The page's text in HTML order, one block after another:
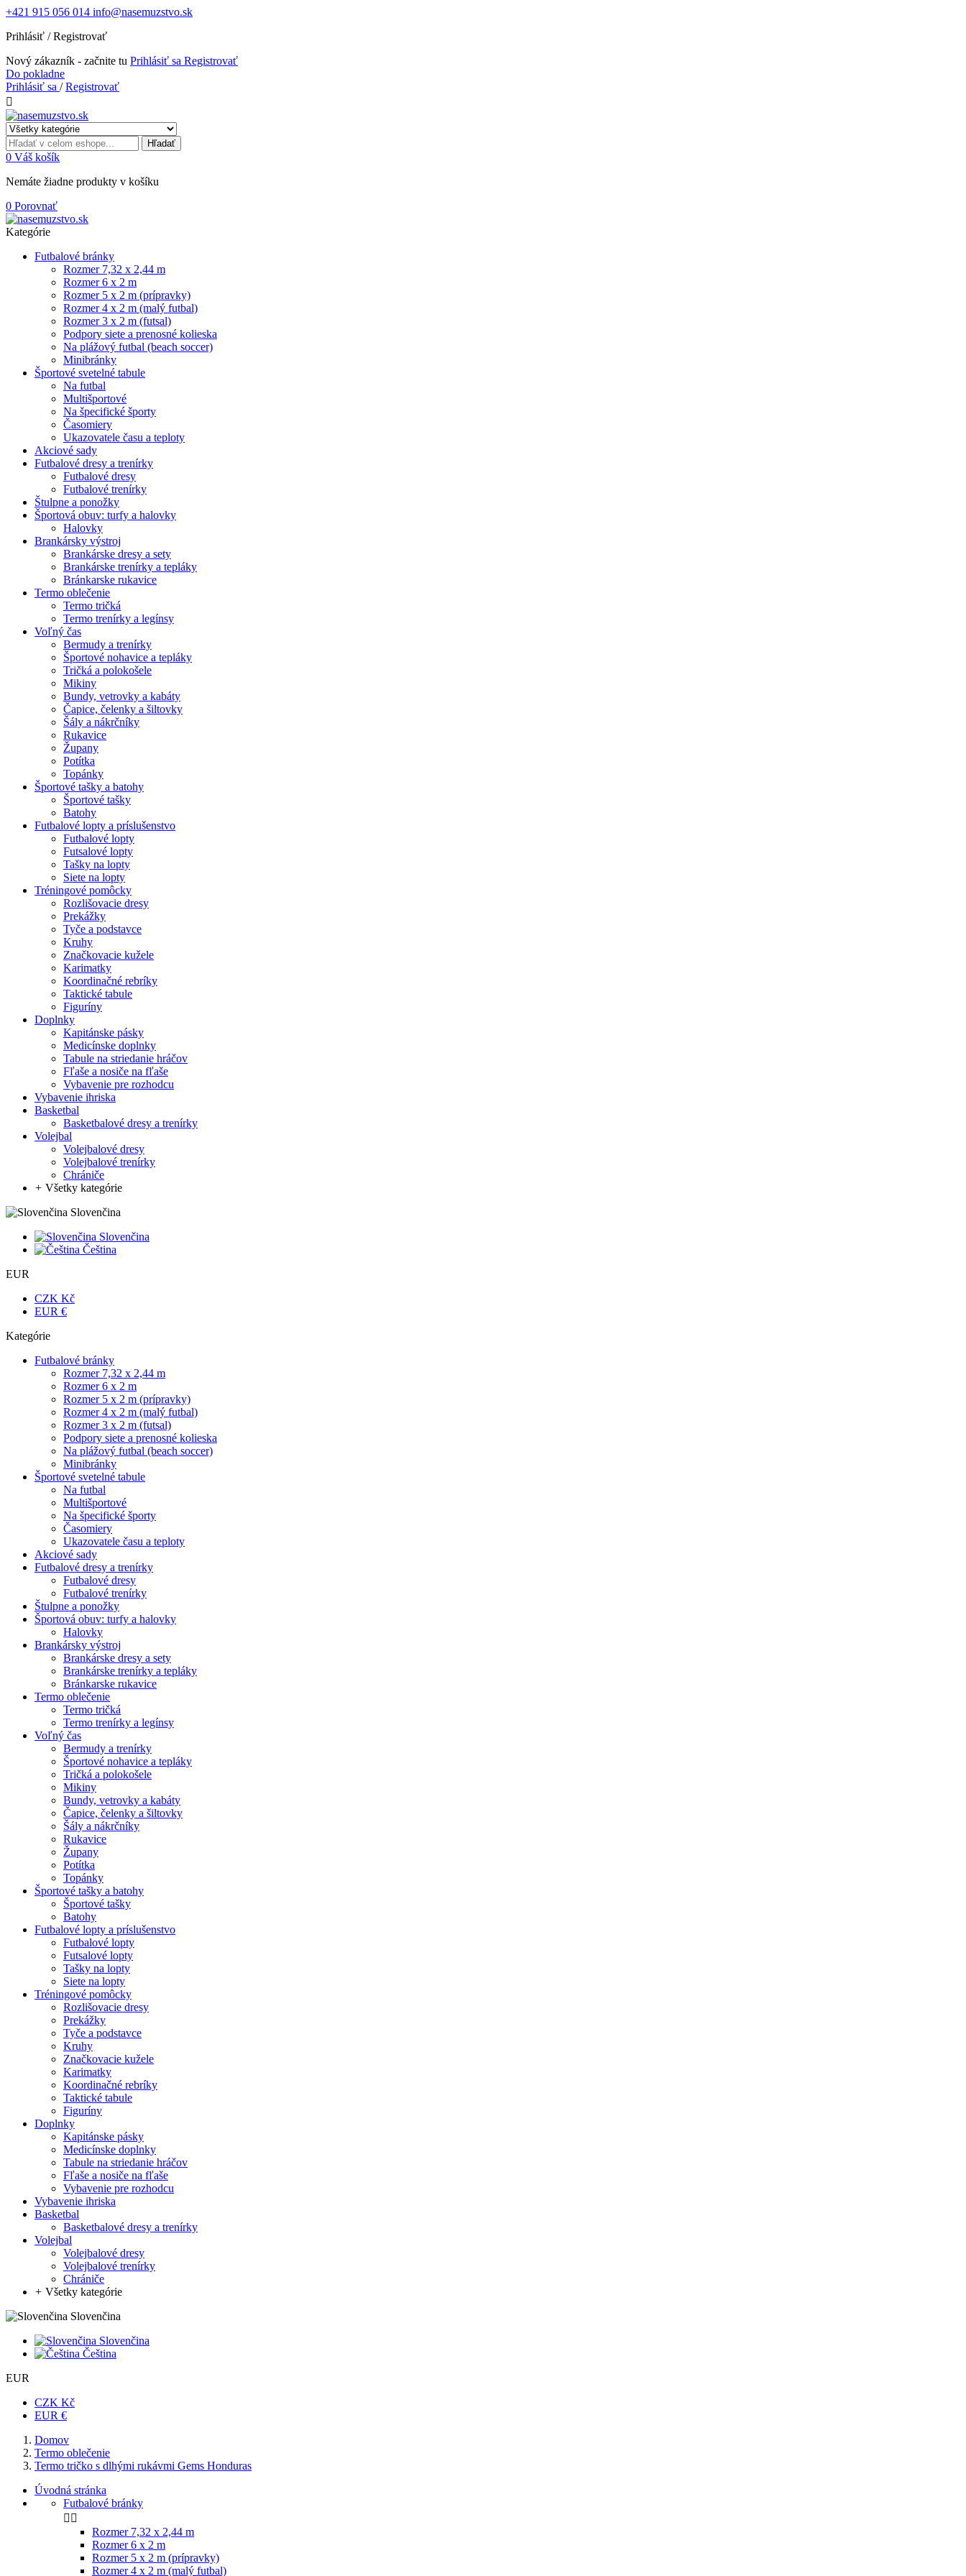
+421 915 056 014 info@nasemuzstvo.sk
Prihlásiť / Registrovať
Nový zákazník - začnite tu Prihlásiť sa Registrovať
Do pokladne
Prihlásiť sa /Registrovať

Hľadať
0 Váš košík
Nemáte žiadne produkty v košíku
0 Porovnať
Kategórie
Futbalové bránky
Rozmer 7,32 x 2,44 m
Rozmer 6 x 2 m
Rozmer 5 x 2 m (prípravky)
Rozmer 4 x 2 m (malý futbal)
Rozmer 3 x 2 m (futsal)
Podpory siete a prenosné kolieska
Na plážový futbal (beach soccer)
Minibránky
Športové svetelné tabule
Na futbal
Multišportové
Na špecifické športy
Časomiery
Ukazovatele času a teploty
Akciové sady
Futbalové dresy a trenírky
Futbalové dresy
Futbalové trenírky
Štulpne a ponožky
Športová obuv: turfy a halovky
Halovky
Brankársky výstroj
Brankárske dresy a sety
Brankárske trenírky a tepláky
Bránkarske rukavice
Termo oblečenie
Termo tričká
Termo trenírky a legínsy
Voľný čas
Bermudy a trenírky
Športové nohavice a tepláky
Tričká a polokošele
Mikiny
Bundy, vetrovky a kabáty
Čapice, čelenky a šiltovky
Šály a nákrčníky
Rukavice
Župany
Potítka
Topánky
Športové tašky a batohy
Športové tašky
Batohy
Futbalové lopty a príslušenstvo
Futbalové lopty
Futsalové lopty
Tašky na lopty
Siete na lopty
Tréningové pomôcky
Rozlišovacie dresy
Prekážky
Tyče a podstavce
Kruhy
Značkovacie kužele
Karimatky
Koordinačné rebríky
Taktické tabule
Figuríny
Doplnky
Kapitánske pásky
Medicínske doplnky
Tabule na striedanie hráčov
Fľaše a nosiče na fľaše
Vybavenie pre rozhodcu
Vybavenie ihriska
Basketbal
Basketbalové dresy a trenírky
Volejbal
Volejbalové dresy
Volejbalové trenírky
Chrániče
+ Všetky kategórie
Slovenčina
Slovenčina
Čeština
EUR
CZK Kč
EUR €
Kategórie
Futbalové bránky
Rozmer 7,32 x 2,44 m
Rozmer 6 x 2 m
Rozmer 5 x 2 m (prípravky)
Rozmer 4 x 2 m (malý futbal)
Rozmer 3 x 2 m (futsal)
Podpory siete a prenosné kolieska
Na plážový futbal (beach soccer)
Minibránky
Športové svetelné tabule
Na futbal
Multišportové
Na špecifické športy
Časomiery
Ukazovatele času a teploty
Akciové sady
Futbalové dresy a trenírky
Futbalové dresy
Futbalové trenírky
Štulpne a ponožky
Športová obuv: turfy a halovky
Halovky
Brankársky výstroj
Brankárske dresy a sety
Brankárske trenírky a tepláky
Bránkarske rukavice
Termo oblečenie
Termo tričká
Termo trenírky a legínsy
Voľný čas
Bermudy a trenírky
Športové nohavice a tepláky
Tričká a polokošele
Mikiny
Bundy, vetrovky a kabáty
Čapice, čelenky a šiltovky
Šály a nákrčníky
Rukavice
Župany
Potítka
Topánky
Športové tašky a batohy
Športové tašky
Batohy
Futbalové lopty a príslušenstvo
Futbalové lopty
Futsalové lopty
Tašky na lopty
Siete na lopty
Tréningové pomôcky
Rozlišovacie dresy
Prekážky
Tyče a podstavce
Kruhy
Značkovacie kužele
Karimatky
Koordinačné rebríky
Taktické tabule
Figuríny
Doplnky
Kapitánske pásky
Medicínske doplnky
Tabule na striedanie hráčov
Fľaše a nosiče na fľaše
Vybavenie pre rozhodcu
Vybavenie ihriska
Basketbal
Basketbalové dresy a trenírky
Volejbal
Volejbalové dresy
Volejbalové trenírky
Chrániče
+ Všetky kategórie
Slovenčina
Slovenčina
Čeština
EUR
CZK Kč
EUR €
Domov
Termo oblečenie
Termo tričko s dlhými rukávmi Gems Honduras
Úvodná stránka
Futbalové bránky
 
Rozmer 7,32 x 2,44 m
Rozmer 6 x 2 m
Rozmer 5 x 2 m (prípravky)
Rozmer 4 x 2 m (malý futbal)